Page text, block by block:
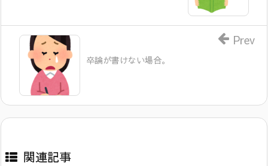
卒論が書けない場合。
Prev
関連記事